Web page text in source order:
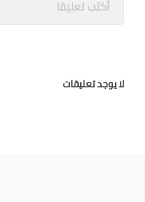
لا يوجد تعليقات